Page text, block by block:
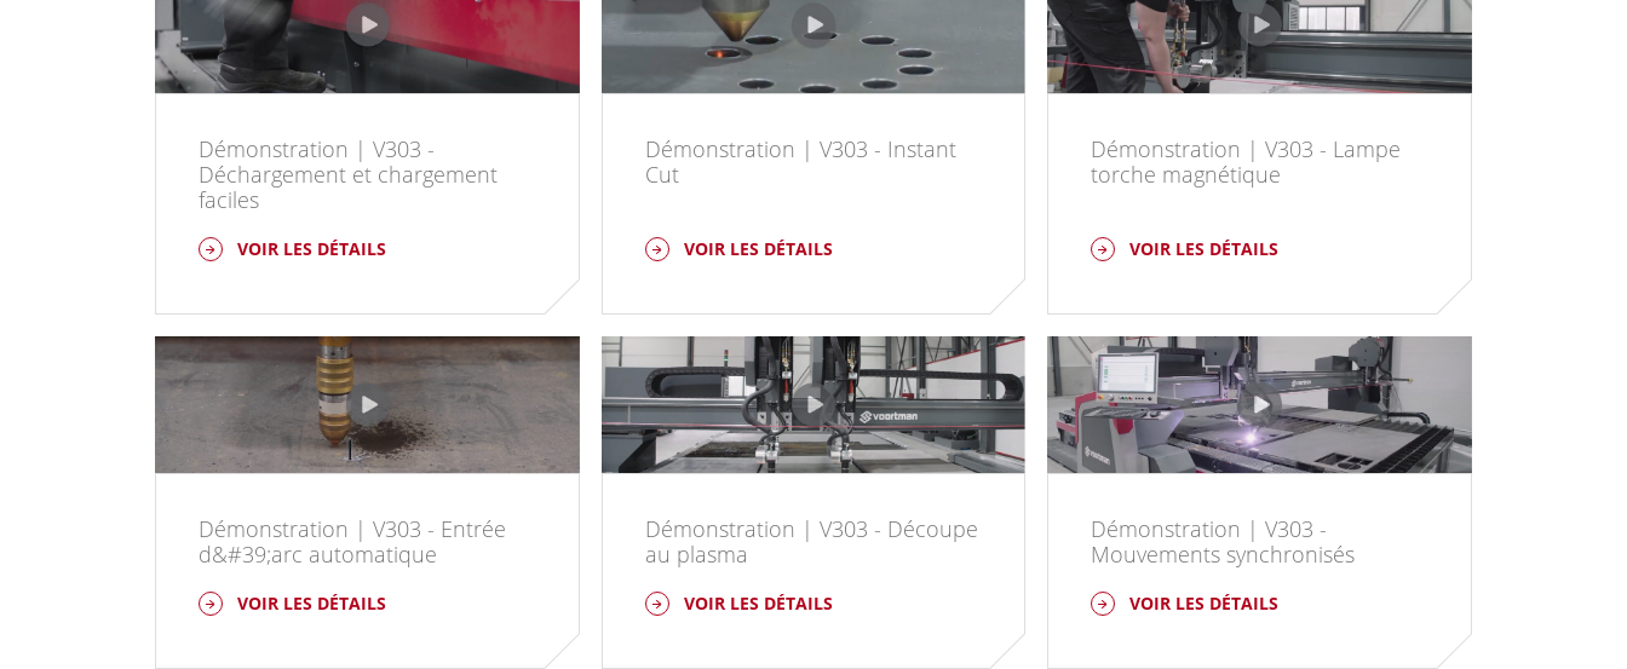
Démonstration | V303 -
Déchargement et chargement
faciles
VOIR LES DÉTAILS
Démonstration | V303 - Instant
Cut
VOIR LES DÉTAILS
Démonstration | V303 - Lampe
torche magnétique
VOIR LES DÉTAILS
Démonstration | V303 - Entrée
d&#39;arc automatique
VOIR LES DÉTAILS
Démonstration | V303 - Découpe
au plasma
VOIR LES DÉTAILS
Démonstration | V303 -
Mouvements synchronisés
VOIR LES DÉTAILS